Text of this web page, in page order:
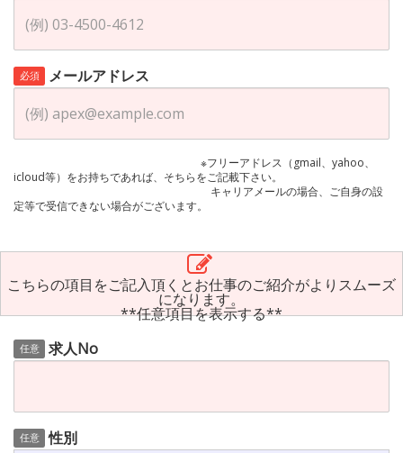
必須 メールアドレス
※フリーアドレス（gmail、yahoo、
icloud等）をお持ちであれば、そちらをご記載下さい。
キャリアメールの場合、ご自身の設
定等で受信できない場合がございます。
こちらの項目をご記入頂くとお仕事のご紹介がよりスムーズ
になります。
**任意項目を表示する**
任意 求人No
任意 性別